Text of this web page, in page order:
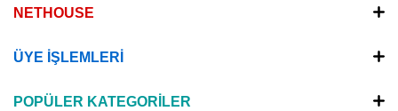
NETHOUSE
ÜYE İŞLEMLERİ
POPÜLER KATEGORİLER